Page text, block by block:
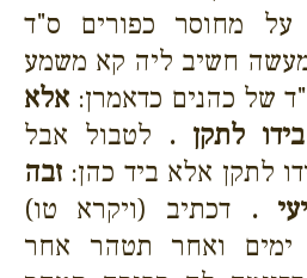
על מחוסר כפורים ס"ד
חשיב ליה קא משמע
של כהנים כדאמרן: אלא
לתקן . לטבול אבל
לתקן אלא ביד כהן: זבה
. דכתיב (ויקרא טו)
ואחר תטהר אחר